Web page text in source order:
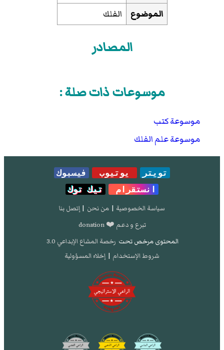
الموضوع
الفلك
المصادر
موسوعات ذات صلة :
موسوعة كتب
موسوعة علم الفلك
تويتر يوتيوب
فيسبوك
انستقرام
تيك توك
سياسة الخصوصية | من نحن | إتصل بنا
تبرع و دعم ❤️ donation
المحتوى مرخص تحت رخصة المشاع الإبداعي 3.0
شروط الإستخدام | إخلاء المسؤولية